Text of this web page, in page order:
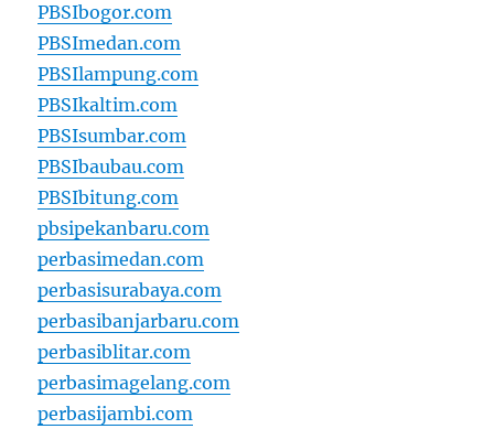
PBSIbogor.com
PBSImedan.com
PBSIlampung.com
PBSIkaltim.com
PBSIsumbar.com
PBSIbaubau.com
PBSIbitung.com
pbsipekanbaru.com
perbasimedan.com
perbasisurabaya.com
perbasibanjarbaru.com
perbasiblitar.com
perbasimagelang.com
perbasijambi.com